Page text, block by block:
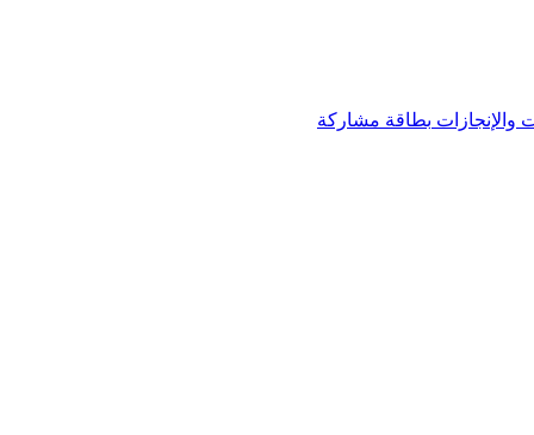
والإنجازات بطاقة مشاركة